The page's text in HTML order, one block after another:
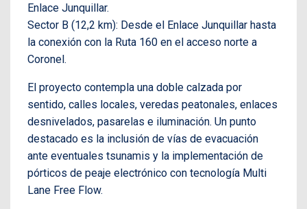
Enlace Junquillar.
Sector B (12,2 km): Desde el Enlace Junquillar hasta
la conexión con la Ruta 160 en el acceso norte a
Coronel.
El proyecto contempla una doble calzada por
sentido, calles locales, veredas peatonales, enlaces
desnivelados, pasarelas e iluminación. Un punto
destacado es la inclusión de vías de evacuación
ante eventuales tsunamis y la implementación de
pórticos de peaje electrónico con tecnología Multi
Lane Free Flow.